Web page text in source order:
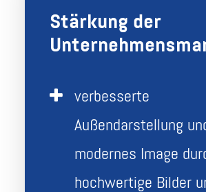
Stärkung der
verbesserte
Außendarstellung
modernes Image
hochwertige Bilder